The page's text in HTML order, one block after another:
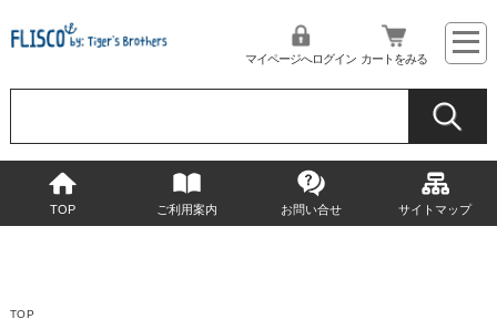
マイページへログイン カートをみる
TOP ご利用案内 お問い合せ サイトマップ
TOP